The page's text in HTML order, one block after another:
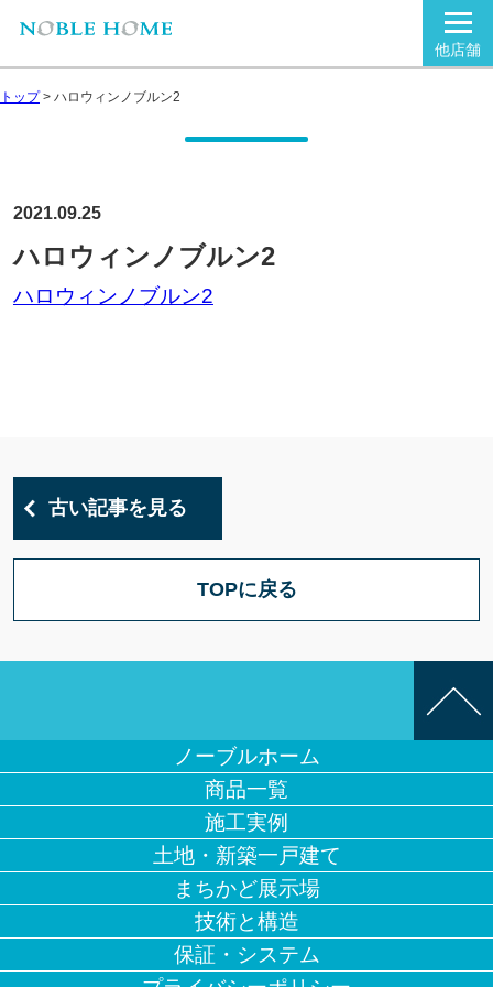
他店舗
トップ> ハロウィンノブルン2
2021.09.25
ハロウィンノブルン2
ハロウィンノブルン2
古い記事を見る
TOPに戻る
ノーブルホーム
商品一覧
施工実例
土地・新築一戸建て
まちかど展示場
技術と構造
保証・システム